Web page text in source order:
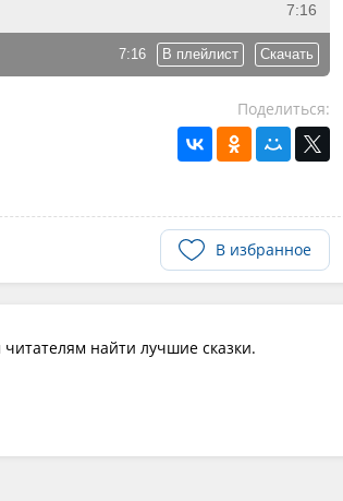
7:16
7:16 В плейлист Скачать
Поделиться:
В избранное
найти лучшие сказки.